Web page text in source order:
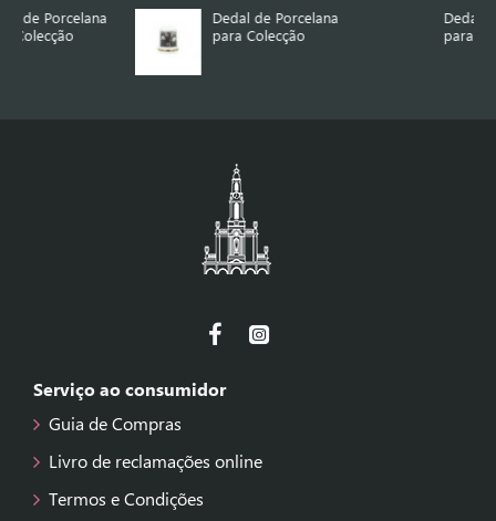
Dedal de Porcelana
para Colecção
Dedal de Porcelana
Serviço ao consumidor
Guia de Compras
Livro de reclamações online
Termos e Condições